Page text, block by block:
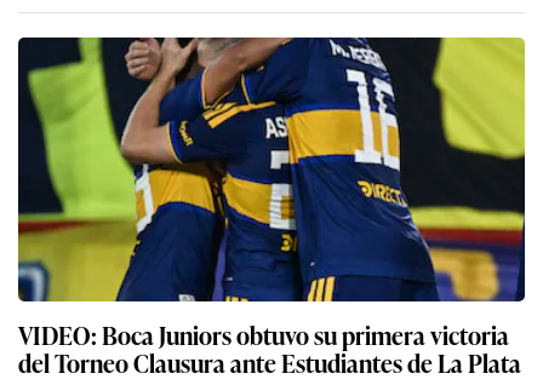
VIDEO: Boca Juniors obtuvo su primera victoria
del Torneo Clausura ante Estudiantes de La Plata